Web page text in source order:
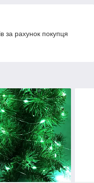
за рахунок покупця